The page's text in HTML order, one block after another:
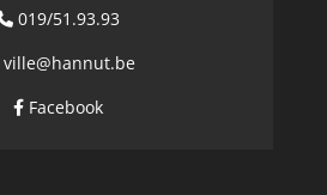
019/51.93.93
ville@hannut.be
Facebook